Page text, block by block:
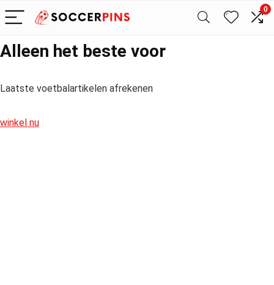
0
Alleen het beste voor
Laatste voetbalartikelen afrekenen
winkel nu